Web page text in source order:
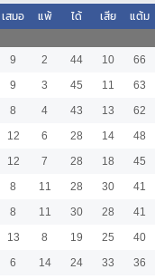
เสมอ แพ้ ได้ เสีย แต้ม
9 2 44 10
66
9 3 45 11
63
8 4 43 13
62
12 6 28 14
48
12 7 28 18
45
8 11 28 30
41
8 11 30 28
41
13 8 19 25
40
6 14 24 33
36